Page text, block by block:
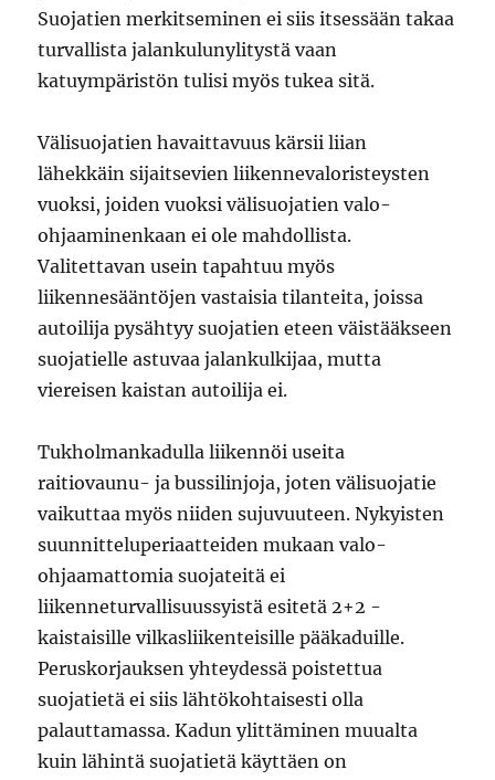
Suojatien merkitseminen ei siis itsessään takaa
turvallista jalankulunylitystä vaan
katuympäristön tulisi myös tukea sitä.
Välisuojatien havaittavuus kärsii liian
lähekkäin sijaitsevien liikennevaloristeysten
vuoksi, joiden vuoksi välisuojatien valo-
ohjaaminenkaan ei ole mahdollista.
Valitettavan usein tapahtuu myös
liikennesääntöjen vastaisia tilanteita, joissa
autoilija pysähtyy suojatien eteen väistääkseen
suojatielle astuvaa jalankulkijaa, mutta
viereisen kaistan autoilija ei.
Tukholmankadulla liikennöi useita
raitiovaunu- ja bussilinjoja, joten välisuojatie
vaikuttaa myös niiden sujuvuuteen. Nykyisten
suunnitteluperiaatteiden mukaan valo-
ohjaamattomia suojateitä ei
liikenneturvallisuussyistä esitetä 2+2 -
kaistaisille vilkasliikenteisille pääkaduille.
Peruskorjauksen yhteydessä poistettua
suojatietä ei siis lähtökohtaisesti olla
palauttamassa. Kadun ylittäminen muualta
kuin lähintä suojatietä käyttäen on